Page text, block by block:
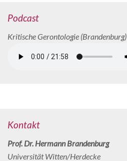
Podcast
Kritische Gerontologie (Brandenburg)
Kontakt
Prof. Dr. Hermann Brandenburg
Universität Witten/Herdecke